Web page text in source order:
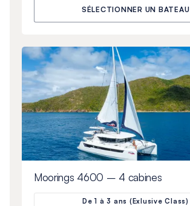
SÉLECTIONNER UN BATEAU
Moorings 4600 – 4 cabines
De 1 à 3 ans (Exlusive Class)